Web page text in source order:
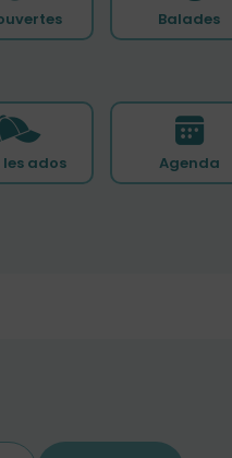
Balades
les ados Agenda